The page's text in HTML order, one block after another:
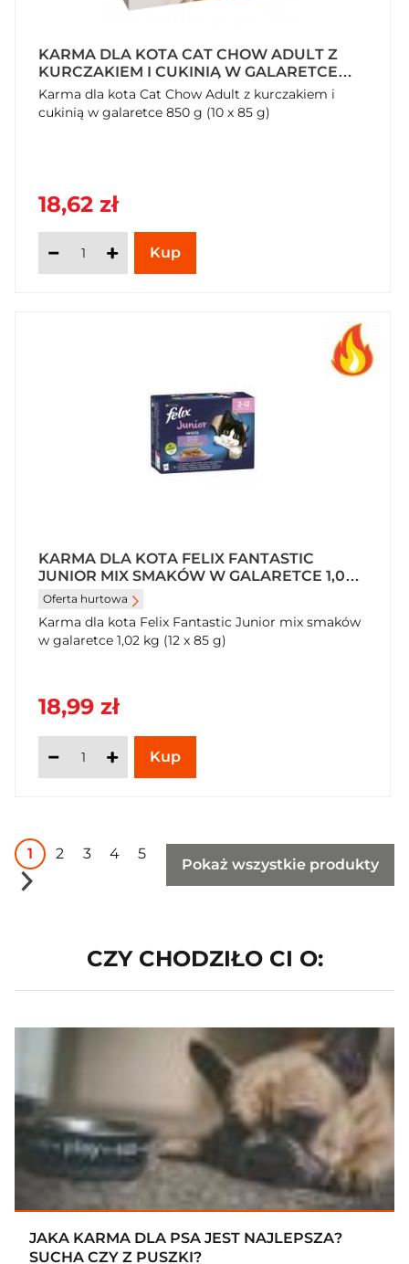
KARMA DLA KOTA CAT CHOW ADULT Z
KURCZAKIEM I CUKINIĄ W GALARETCE
850 G (10 X 85 G)
Karma dla kota Cat Chow Adult z kurczakiem i
cukinią w galaretce 850 g (10 x 85 g)
18,62 zł
KARMA DLA KOTA FELIX FANTASTIC
JUNIOR MIX SMAKÓW W GALARETCE 1,02
KG (12 X 85 G)
Oferta hurtowa
Karma dla kota Felix Fantastic Junior mix smaków
w galaretce 1,02 kg (12 x 85 g)
18,99 zł
1 2 3 4 5
Pokaż wszystkie produkty
CZY CHODZIŁO CI O:
JAKA KARMA DLA PSA JEST NAJLEPSZA?
SUCHA CZY Z PUSZKI?